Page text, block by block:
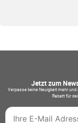
Jetzt zum
Verpasse keine Neuigkeit mehr
Rabatt für